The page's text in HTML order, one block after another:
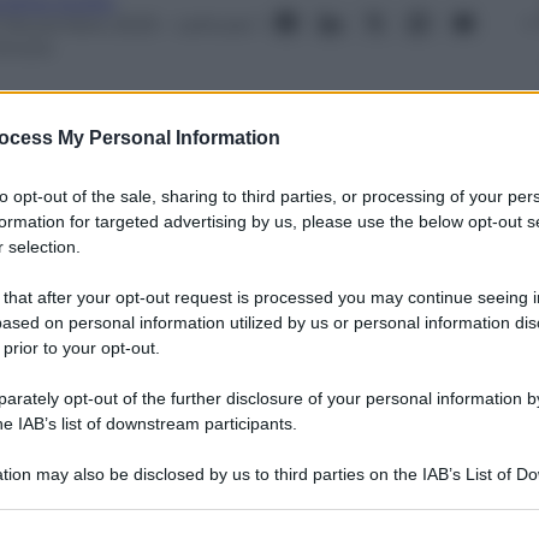
My Personal Information
opt-out of the sale, sharing to third parties, or processing of your
for targeted advertising by us, please use the below opt-out
selection.
that after your opt-out request is processed you may continue seeing
on personal information utilized by us or personal information
to your opt-out.
opt-out of the further disclosure of your personal information
IAB’s list of downstream participants.
may also be disclosed by us to third parties on the IAB’s List of
preferite